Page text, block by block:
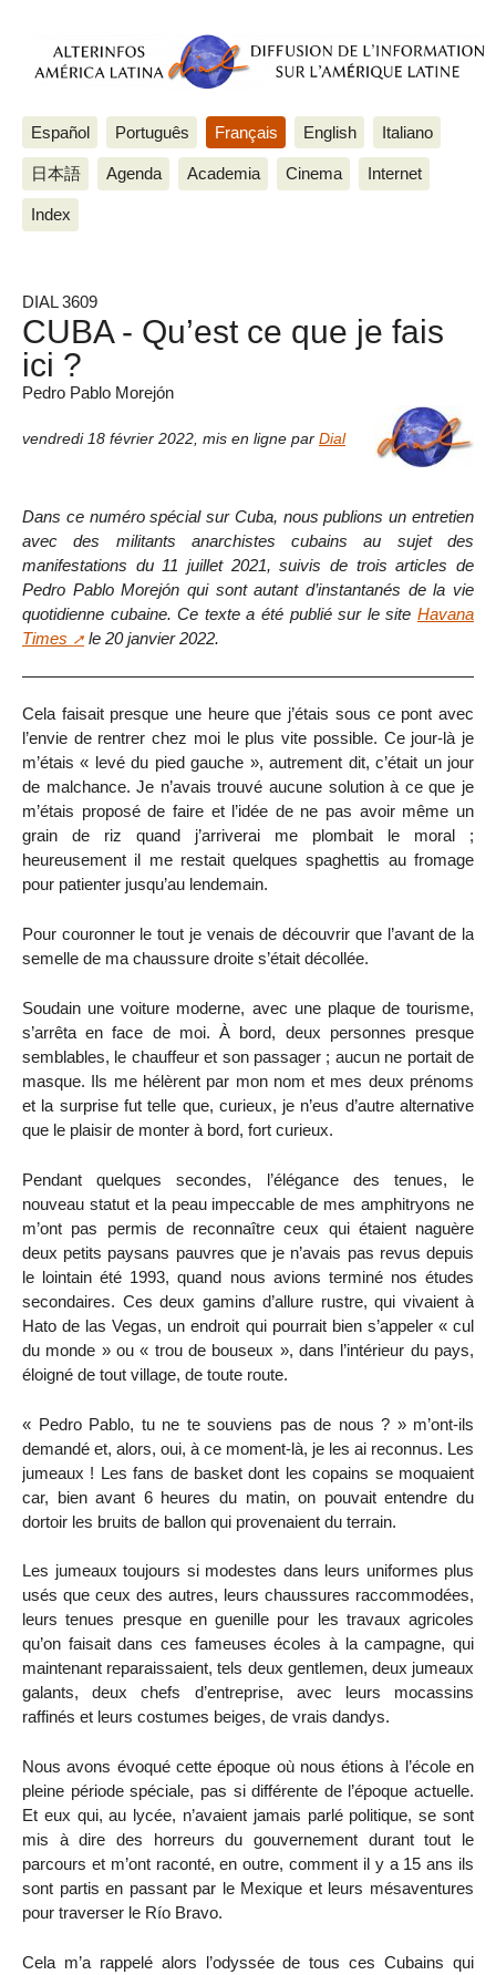
Español Português Français English Italiano
日本語 Agenda Academia Cinema Internet
Index
DIAL 3609
CUBA - Qu’est ce que je fais
ici ?
Pedro Pablo Morejón
vendredi 18 février 2022 mis en ligne par Dial
Dans ce numéro spécial sur Cuba, nous publions un entretien
avec des militants anarchistes cubains au sujet des
manifestations du 11 juillet 2021, suivis de trois articles de
Pedro Pablo Morejón qui sont autant d’instantanés de la vie
quotidienne cubaine. Ce texte a été publié sur le site Havana
Times
le 20 janvier 2022.
Cela faisait presque une heure que j’étais sous ce pont avec
l’envie de rentrer chez moi le plus vite possible. Ce jour-là je
m’étais « levé du pied gauche », autrement dit, c’était un jour
de malchance. Je n’avais trouvé aucune solution à ce que je
m’étais proposé de faire et l’idée de ne pas avoir même un
grain de riz quand j’arriverai me plombait le moral ;
heureusement il me restait quelques spaghettis au fromage
pour patienter jusqu’au lendemain.
Pour couronner le tout je venais de découvrir que l’avant de la
semelle de ma chaussure droite s’était décollée.
Soudain une voiture moderne, avec une plaque de tourisme,
s’arrêta en face de moi. À bord, deux personnes presque
semblables, le chauffeur et son passager ; aucun ne portait de
masque. Ils me hélèrent par mon nom et mes deux prénoms
et la surprise fut telle que, curieux, je n’eus d’autre alternative
que le plaisir de monter à bord, fort curieux.
Pendant quelques secondes, l’élégance des tenues, le
nouveau statut et la peau impeccable de mes amphitryons ne
m’ont pas permis de reconnaître ceux qui étaient naguère
deux petits paysans pauvres que je n’avais pas revus depuis
le lointain été 1993, quand nous avions terminé nos études
secondaires. Ces deux gamins d’allure rustre, qui vivaient à
Hato de las Vegas, un endroit qui pourrait bien s’appeler « cul
du monde » ou « trou de bouseux », dans l’intérieur du pays,
éloigné de tout village, de toute route.
« Pedro Pablo, tu ne te souviens pas de nous ? » m’ont-ils
demandé et, alors, oui, à ce moment-là, je les ai reconnus. Les
jumeaux ! Les fans de basket dont les copains se moquaient
car, bien avant 6 heures du matin, on pouvait entendre du
dortoir les bruits de ballon qui provenaient du terrain.
Les jumeaux toujours si modestes dans leurs uniformes plus
usés que ceux des autres, leurs chaussures raccommodées,
leurs tenues presque en guenille pour les travaux agricoles
qu’on faisait dans ces fameuses écoles à la campagne, qui
maintenant reparaissaient, tels deux gentlemen, deux jumeaux
galants, deux chefs d’entreprise, avec leurs mocassins
raffinés et leurs costumes beiges, de vrais dandys.
Nous avons évoqué cette époque où nous étions à l’école en
pleine période spéciale, pas si différente de l’époque actuelle.
Et eux qui, au lycée, n’avaient jamais parlé politique, se sont
mis à dire des horreurs du gouvernement durant tout le
parcours et m’ont raconté, en outre, comment il y a 15 ans ils
sont partis en passant par le Mexique et leurs mésaventures
pour traverser le Río Bravo.
Cela m’a rappelé alors l’odyssée de tous ces Cubains qui